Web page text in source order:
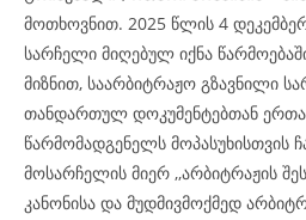
მოთხოვნით. 2025 წლის 4
სარჩელი მიღებულ იქნა
მიზნით, საარბიტრაჟო გზავნილი
თანდართულ დოკუმენტებთან
წარმომადგენელს მოპასუხისთვის
მოსარჩელის მიერ ,,არბიტრაჟის
კანონისა და მუდმივმოქმედ